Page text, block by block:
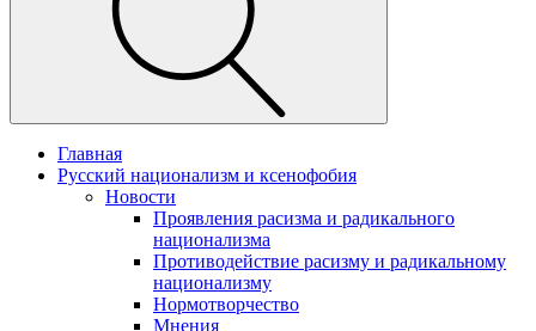
Главная
Русский национализм и ксенофобия
Новости
Проявления расизма и радикального
национализма
Противодействие расизму и радикальному
национализму
Нормотворчество
Мнения